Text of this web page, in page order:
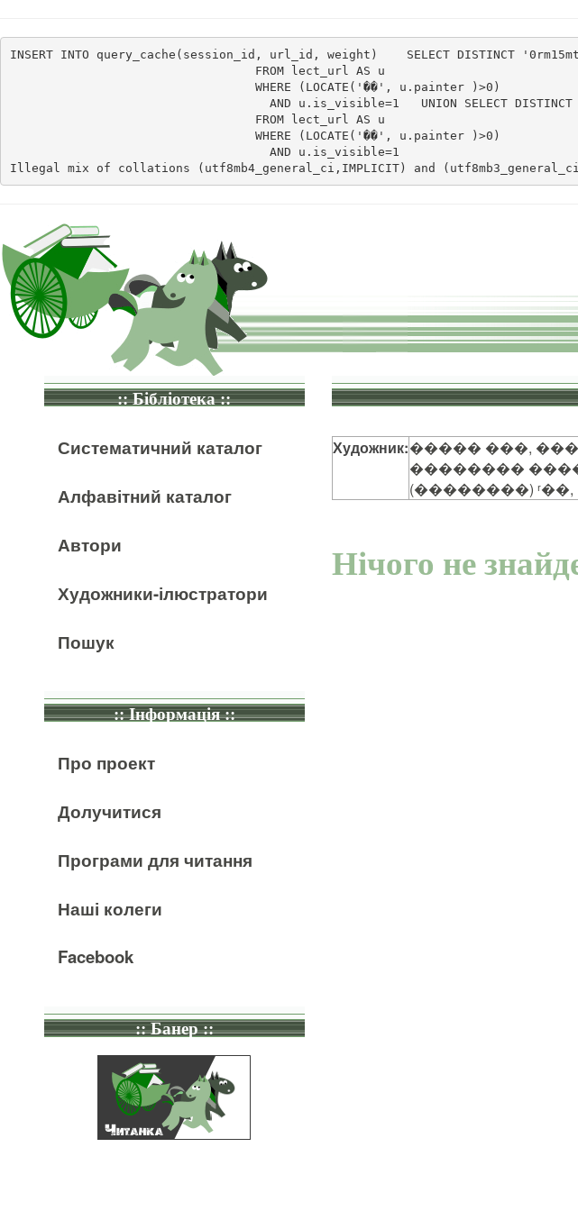
INSERT INTO query_cache(session_id, url_id, weight)    SELECT DISTINCT
                                  FROM lect_url AS u
                                  WHERE (LOCATE('��', u.painter )>0)
AND u.is_visible=1   UNION SELECT
                                  FROM lect_url AS u
                                  WHERE (LOCATE('��', u.painter )>0)
                                    AND u.is_visible=1
Illegal mix of collations (utf8mb4_general_ci,IMPLICIT) and
:: Бібліотека ::
Систематичний каталог
Алфавітний каталог
Автори
Художники-ілюстратори
Пошук
:: Інформація ::
Про проект
Долучитися
Програми для читання
Наші колеги
Facebook
:: Банер ::
Художник:����� ���,
��������
(��������) ʳ��,
Нічого не